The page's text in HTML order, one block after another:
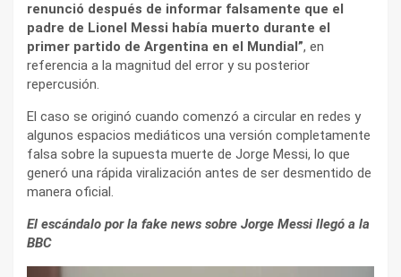
renunció después de informar falsamente que el
padre de Lionel Messi había muerto durante el
primer partido de Argentina en el Mundial”, en
referencia a la magnitud del error y su posterior
repercusión.
El caso se originó cuando comenzó a circular en redes y
algunos espacios mediáticos una versión completamente
falsa sobre la supuesta muerte de Jorge Messi, lo que
generó una rápida viralización antes de ser desmentido de
manera oficial.
El escándalo por la fake news sobre Jorge Messi llegó a la
BBC